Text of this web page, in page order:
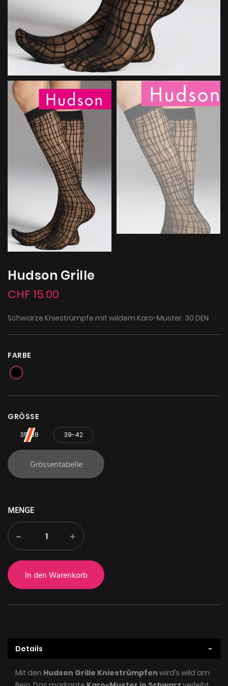
Hudson Grille
CHF 15.00
Schwarze Kniestrümpfe mit wildem Karo-Muster. 30 DEN
FARBE
GRÖSSE
35-38 39-42
Grössentabelle
MENGE
- +
In den Warenkorb
Details
Mit den Hudson Grille Kniestrümpfen wird’s wild am